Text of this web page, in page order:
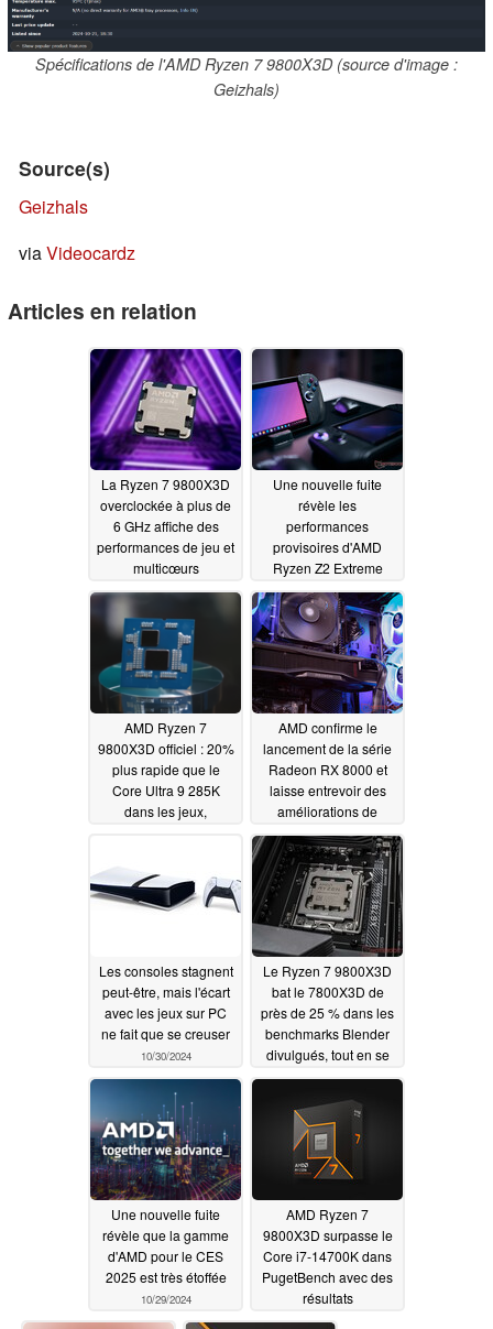
Spécifications de l'AMD Ryzen 7 9800X3D (source d'image :
Geizhals)
Source(s)
Geizhals
viaVideocardz
Articles en relation
La Ryzen 7 9800X3D
overclockée à plus de
6 GHz affiche des
performances de jeu et
multicœurs
exceptionnelles
Une nouvelle fuite
révèle les
performances
provisoires d'AMD
Ryzen Z2 Extreme
11/01/2024
AMD Ryzen 7
9800X3D officiel : 20%
plus rapide que le
Core Ultra 9 285K
dans les jeux,
charge de
l'overclocking
confirmée
AMD confirme le
lancement de la série
Radeon RX 8000 et
laisse entrevoir des
améliorations de
performances pour
RDNA 410/30/2024
Les consoles stagnent
peut-être, mais l'écart
avec les jeux sur PC
ne fait que se creuser
10/30/2024
Le Ryzen 7 9800X3D
bat le 7800X3D de
près de 25 % dans les
benchmarks Blender
divulgués, tout en se
faisant piétiner par le
10/30/2024
Une nouvelle fuite
révèle que la gamme
d'AMD pour le CES
2025 est très étoffée
10/29/2024
AMD Ryzen 7
9800X3D surpasse le
Core i7-14700K dans
PugetBench avec des
résultats
impressionnants